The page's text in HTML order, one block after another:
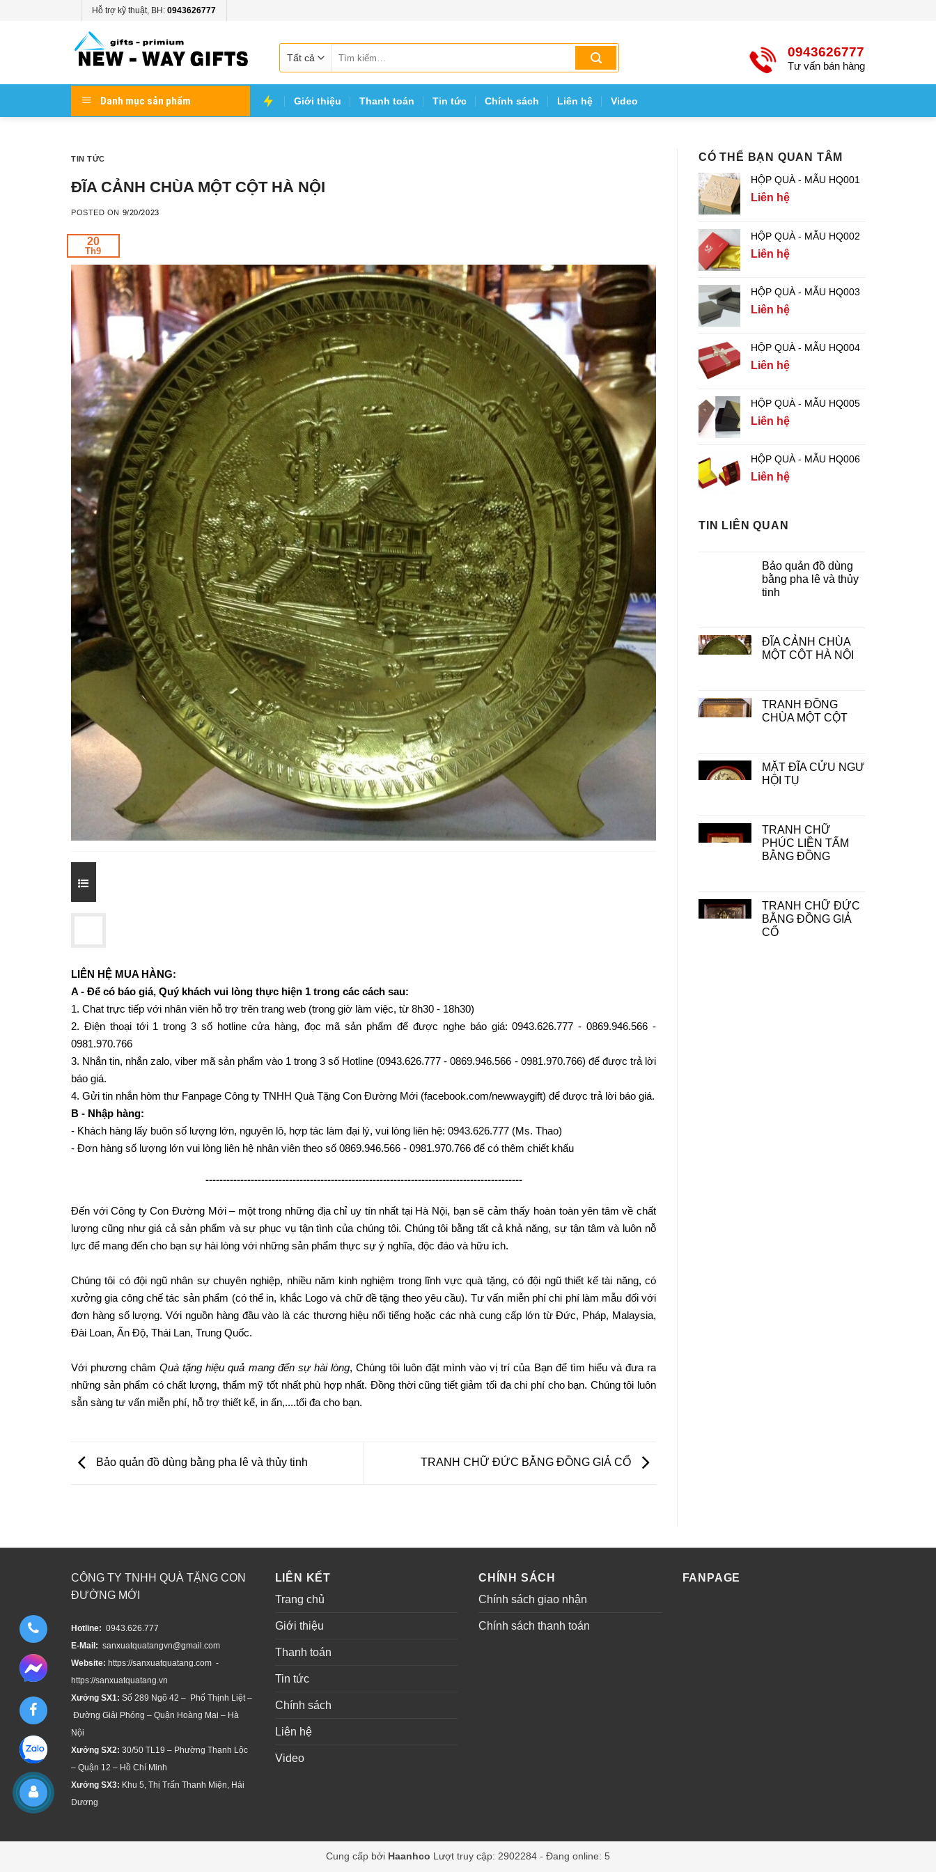
Hỗ trợ kỹ thuật, BH: 0943626777
kiếm:
0943626777
Tư vấn bán hàng
Danh mục sản phẩm Giới thiệu Thanh toán Tin tức Chính sách Liên hệ Video
TIN TỨC
ĐĨA CẢNH CHÙA MỘT CỘT HÀ NỘI
POSTED ON 9/20/2023
20
Th9
LIÊN HỆ MUA HÀNG:
A - Để có báo giá, Quý khách vui lòng thực hiện 1 trong các cách sau:
1. Chat trực tiếp với nhân viên hỗ trợ trên trang web (trong giờ làm việc, từ 8h30 - 18h30)
2. Điện thoại tới 1 trong 3 số hotline cửa hàng, đọc mã sản phẩm để được nghe báo giá: 0943.626.777 - 0869.946.566 -
0981.970.766
3. Nhắn tin, nhắn zalo, viber mã sản phẩm vào 1 trong 3 số Hotline (0943.626.777 - 0869.946.566 - 0981.970.766) để được trả lời
báo giá.
4. Gửi tin nhắn hòm thư Fanpage Công ty TNHH Quà Tặng Con Đường Mới (facebook.com/newwaygift) để được trả lời báo giá.
B - Nhập hàng:
- Khách hàng lấy buôn số lượng lớn, nguyên lô, hợp tác làm đại lý, vui lòng liên hệ: 0943.626.777 (Ms. Thao)
- Đơn hàng số lượng lớn vui lòng liên hệ nhân viên theo số 0869.946.566 - 0981.970.766 để có thêm chiết khấu
-------------------------------------------------------------------------------------------
Đến với Công ty Con Đường Mới – một trong những địa chỉ uy tín nhất tại Hà Nội, bạn sẽ cảm thấy hoàn toàn yên tâm về chất
lượng cũng như giá cả sản phẩm và sự phục vụ tận tình của chúng tôi. Chúng tôi bằng tất cả khả năng, sự tận tâm và luôn nỗ
lực để mang đến cho bạn sự hài lòng với những sản phẩm thực sự ý nghĩa, độc đáo và hữu ích.
Chúng tôi có đội ngũ nhân sự chuyên nghiệp, nhiều năm kinh nghiệm trong lĩnh vực quà tặng, có đội ngũ thiết kế tài năng, có
xưởng gia công chế tác sản phẩm (có thể in, khắc Logo và chữ đề tặng theo yêu cầu). Tư vấn miễn phí chi phí làm mẫu đối với
đơn hàng số lượng. Với nguồn hàng đầu vào là các thương hiệu nổi tiếng hoặc các nhà cung cấp lớn từ Đức, Pháp, Malaysia,
Đài Loan, Ấn Độ, Thái Lan, Trung Quốc.
Với phương châmQuà tặng hiệu quả mang đến sự hài lòng, Chúng tôi luôn đặt mình vào vị trí của Bạn để tìm hiểu và đưa ra
những sản phẩm có chất lượng, thẩm mỹ tốt nhất phù hợp nhất. Đồng thời cũng tiết giảm tối đa chi phí cho bạn. Chúng tôi luôn
sẵn sàng tư vấn miễn phí, hỗ trợ thiết kế, in ấn,....tối đa cho bạn.
Bảo quản đồ dùng bằng pha lê và thủy tinh TRANH CHỮ ĐỨC BẰNG ĐỒNG GIẢ CỔ
CÓ THỂ BẠN QUAN TÂM
HỘP QUÀ - MẪU HQ001
Liên hệ
HỘP QUÀ - MẪU HQ002
Liên hệ
HỘP QUÀ - MẪU HQ003
Liên hệ
HỘP QUÀ - MẪU HQ004
Liên hệ
HỘP QUÀ - MẪU HQ005
Liên hệ
HỘP QUÀ - MẪU HQ006
Liên hệ
TIN LIÊN QUAN
Bảo quản đồ dùng
bằng pha lê và thủy
tinh
ĐĨA CẢNH CHÙA
MỘT CỘT HÀ NỘI
TRANH ĐỒNG
CHÙA MỘT CỘT
MẶT ĐĨA CỬU NGƯ
HỘI TỤ
TRANH CHỮ
PHÚC LIỀN TẤM
BẰNG ĐỒNG
TRANH CHỮ ĐỨC
BẰNG ĐỒNG GIẢ
CỔ
CÔNG TY TNHH QUÀ TẶNG CON
ĐƯỜNG MỚI
Hotline: 0943.626.777
E-Mail: sanxuatquatangvn@gmail.com
Website: https://sanxuatquatang.com -
https://sanxuatquatang.vn
Xưởng SX1: Số 289 Ngõ 42 – Phố Thịnh Liệt –
Đường Giải Phóng – Quận Hoàng Mai – Hà
Nội
Xưởng SX2: 30/50 TL19 – Phường Thạnh Lộc
– Quận 12 – Hồ Chí Minh
Xưởng SX3: Khu 5, Thị Trấn Thanh Miện, Hải
Dương
LIÊN KẾT
Trang chủ
Giới thiệu
Thanh toán
Tin tức
Chính sách
Liên hệ
Video
CHÍNH SÁCH
Chính sách giao nhận
Chính sách thanh toán
FANPAGE
Cung cấp bởi Haanhco Lượt truy cập: 2902284 - Đang online: 5